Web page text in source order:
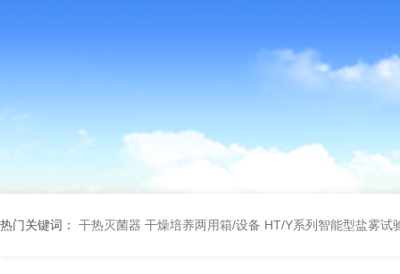
热门关键词： 干热灭菌器 干燥培养两用箱/设备 HT/Y系列智能型盐雾试